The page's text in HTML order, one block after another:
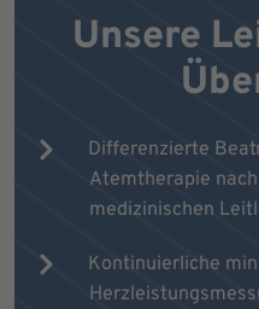
Unsere
Differenzierte
Atemtherapie
medizinischen
Kontinuierliche